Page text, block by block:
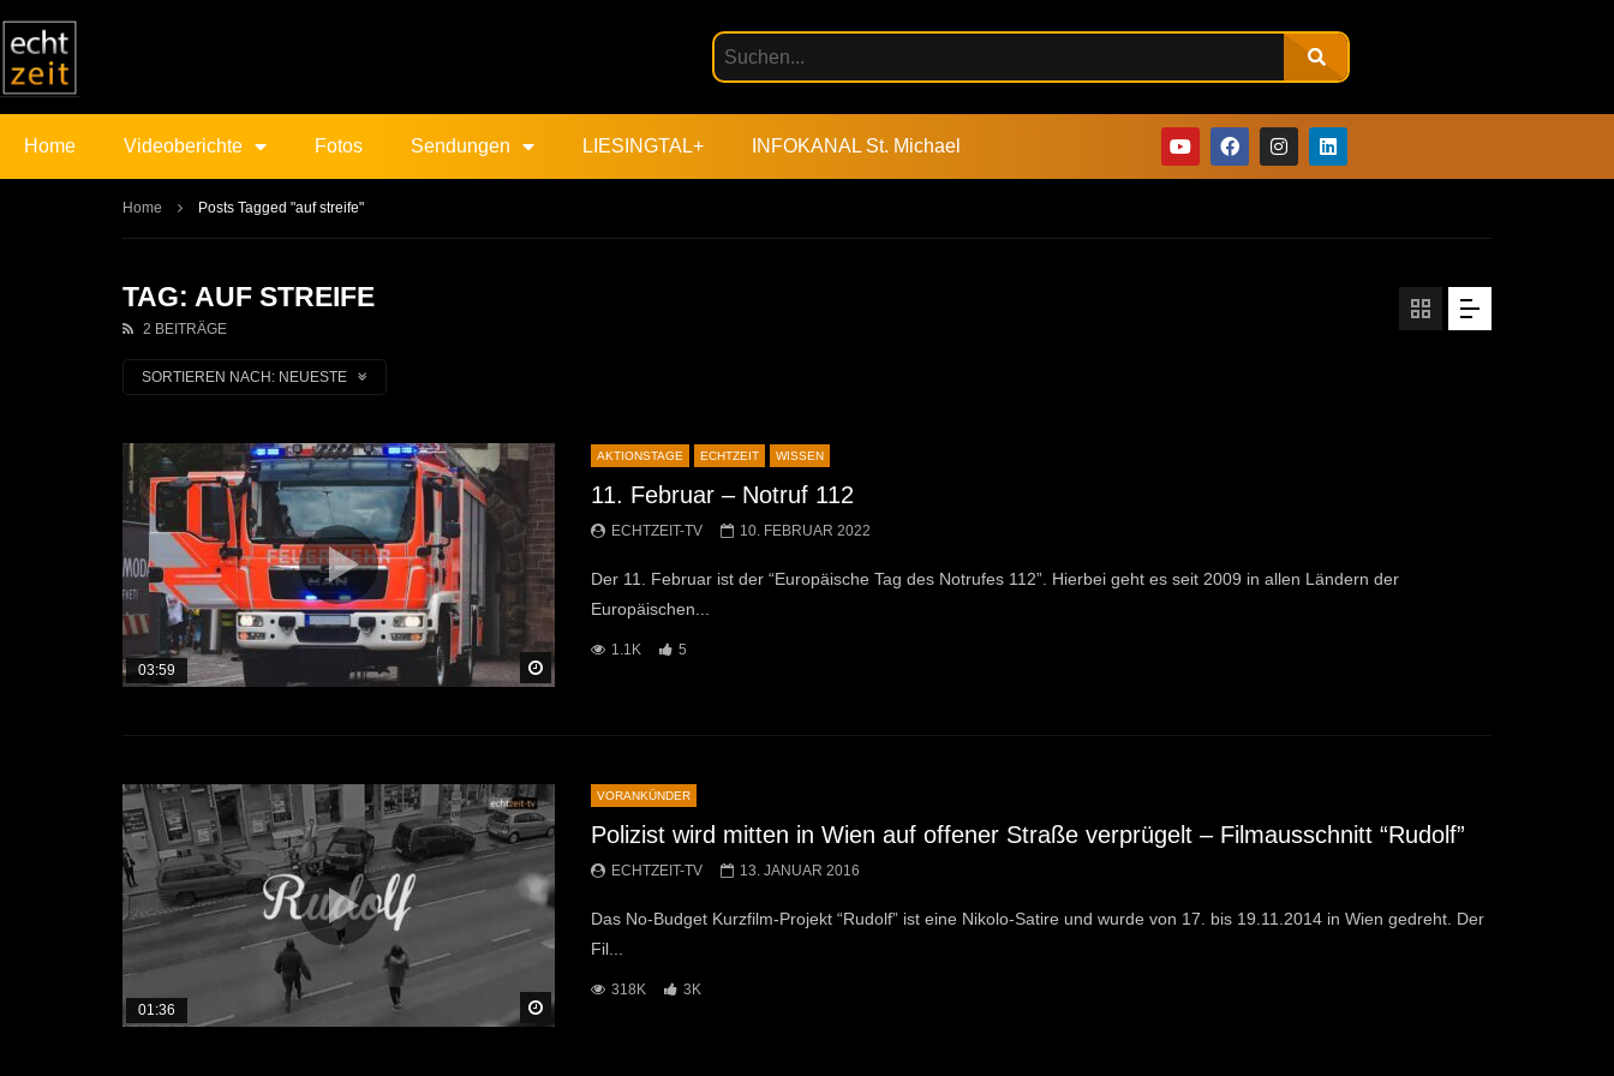
Home Videoberichte Fotos Sendungen LIESINGTAL+ INFOKANAL St. Michael
Home Posts Tagged "auf streife"
TAG: AUF STREIFE
2 BEITRÄGE
SORTIEREN NACH: NEUESTE
Später Ansehen
03:59
AKTIONSTAGE ECHTZEIT WISSEN
11. Februar – Notruf 112
ECHTZEIT-TV 10. FEBRUAR 2022
Der 11. Februar ist der “Europäische Tag des Notrufes 112”. Hierbei geht es seit 2009 in allen Ländern der
Europäischen...
1.1K 5
Später Ansehen
01:36
VORANKÜNDER
Polizist wird mitten in Wien auf offener Straße verprügelt – Filmausschnitt “Rudolf”
ECHTZEIT-TV 13. JANUAR 2016
Das No-Budget Kurzfilm-Projekt “Rudolf” ist eine Nikolo-Satire und wurde von 17. bis 19.11.2014 in Wien gedreht. Der
Fil...
318K 3K